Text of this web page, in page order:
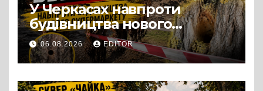
У Черкасах навпроти
будівництва нового
супермаркету VARUS на
проспекті Перемоги всохли
дерева. І це навряд чи
можна назвати
06.08.2026 EDITOR